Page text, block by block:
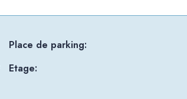
Place de parking:
Etage: